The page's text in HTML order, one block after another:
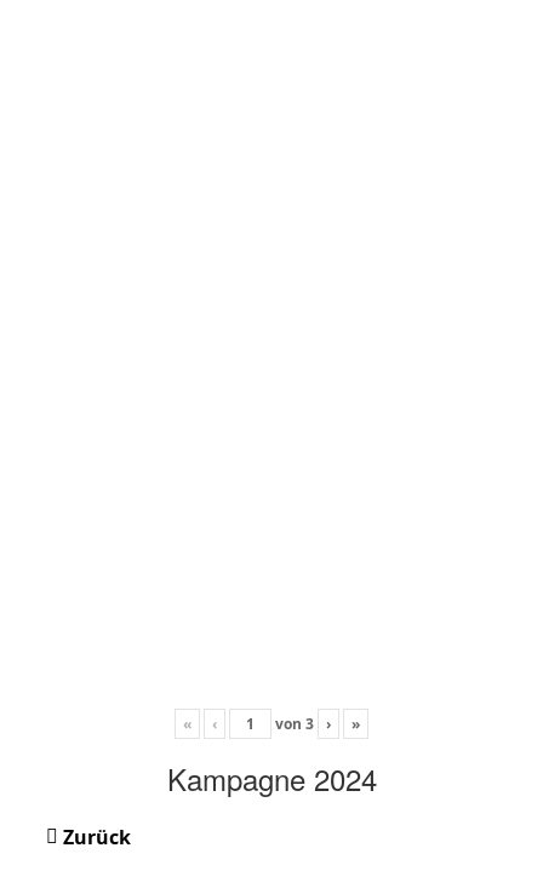
« ‹ von 3 › »
Kampagne 2024
Zurück